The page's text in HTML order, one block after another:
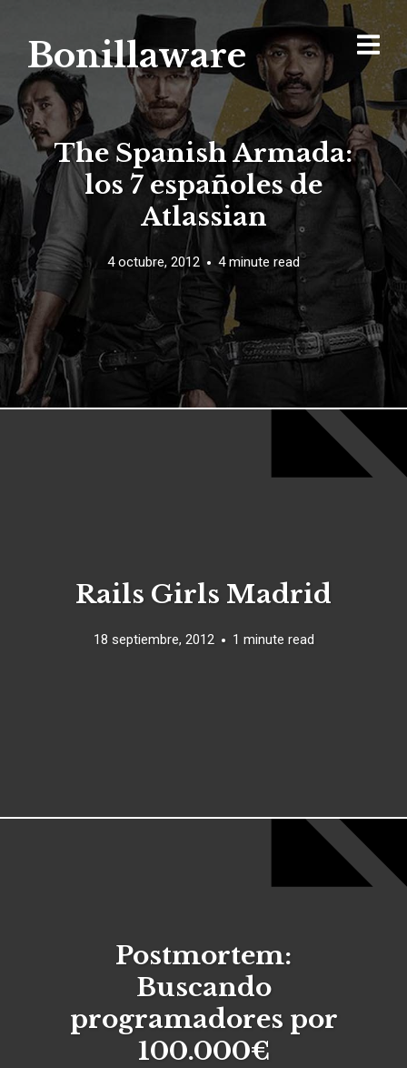
Bonillaware
The Spanish Armada:
los 7 españoles de
Atlassian
4 octubre, 2012 4 minute read
Rails Girls Madrid
18 septiembre, 2012 1 minute read
Postmortem:
Buscando
programadores por
100.000€